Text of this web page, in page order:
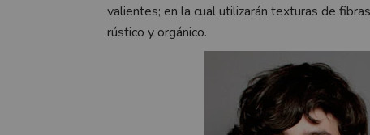
valientes; en la cual utilizarán texturas de
rústico y orgánico.